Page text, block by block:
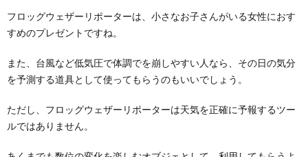
フロッグウェザーリポーターは、小さなお子さんがいる女性におす
すめのプレゼントですね。
また、台風など低気圧で体調でを崩しやすい人なら、その日の気分
を予測する道具として使ってもらうのもいいでしょう。
ただし、フロッグウェザーリポーターは天気を正確に予報するツー
ルではありません。